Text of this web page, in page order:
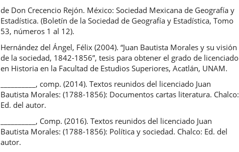
de Don Crecencio Rejón. México: Sociedad Mexicana de Geografía y
Estadística. (Boletín de la Sociedad de Geografía y Estadística, Tomo
53, números 1 al 12).
Hernández del Ángel, Félix (2004). “Juan Bautista Morales y su visión
de la sociedad, 1842-1856”, tesis para obtener el grado de licenciado
en Historia en la Facultad de Estudios Superiores, Acatlán, UNAM.
__________, comp. (2014). Textos reunidos del licenciado Juan
Bautista Morales: (1788-1856): Documentos cartas literatura. Chalco:
Ed. del autor.
__________, Comp. (2016). Textos reunidos del licenciado Juan
Bautista Morales: (1788-1856): Política y sociedad. Chalco: Ed. del
autor.